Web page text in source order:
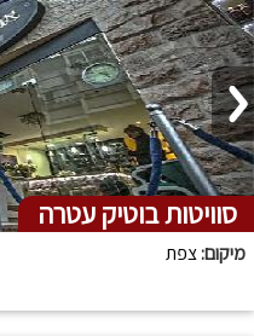
סוויטות בוטיק עטרה
מיקום:צפת